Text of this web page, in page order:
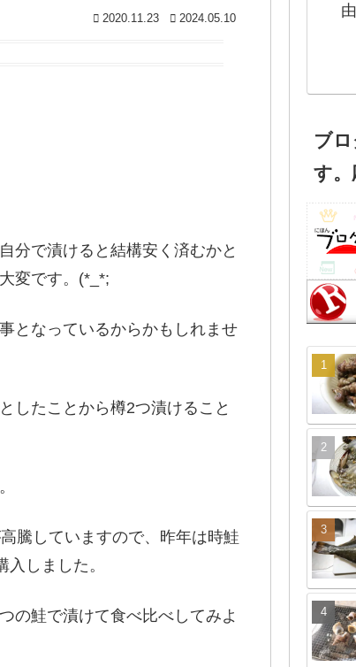
2020.11.23 2024.05.10
分で漬けると結構安く済むかと
変です。(*_*;
となっているからかもしれませ
したことから樽2つ漬けること
騰していますので、昨年は時鮭
しました。
の鮭で漬けて食べ比べしてみよ
ブ
す。